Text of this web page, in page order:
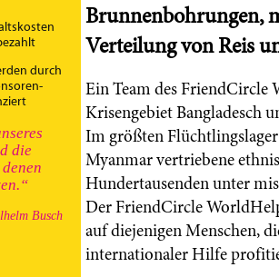
durch
die
Busch
Brunnenbohrungen,
Verteilung von Reis
Ein Team des FriendCircle
Krisengebiet Bangladesch
Im größten
Myanmar vertriebene
Hundertausenden unter
Der FriendCircle
auf diejenigen Menschen,
internationaler Hilfe